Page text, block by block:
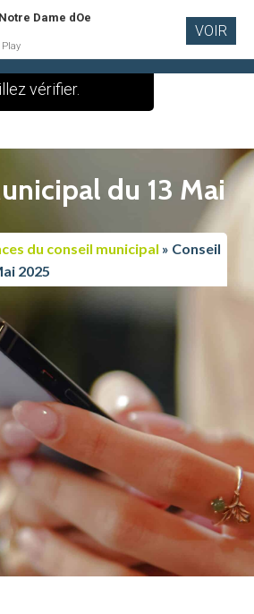
du 13 Mai
du conseil municipal » Conseil
2025
Dame dOe
Play
VOIR
de cette
est vide.
vérifier.